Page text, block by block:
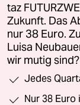
taz
Zukunft. Das
nur 38 Euro.
Luisa
wir mutig
Jedes
Nur 38 Euro